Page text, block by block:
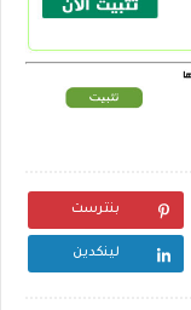
بنترست
لينكدين